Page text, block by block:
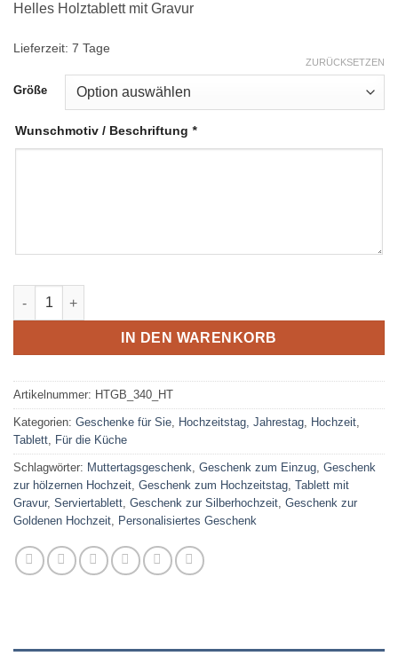
Helles Holztablett mit Gravur
Lieferzeit: 7 Tage
Größe
ZURÜCKSETZEN
Wunschmotiv / Beschriftung *
Personalisiertes großes Holztablett | Geschenk zum
IN DEN WARENKORB
Artikelnummer: HTGB_340_HT
Kategorien: Geschenke für Sie, Hochzeitstag, Jahrestag, Hochzeit,
Tablett, Für die Küche
Schlagwörter: Muttertagsgeschenk, Geschenk zum Einzug, Geschenk
zur hölzernen Hochzeit, Geschenk zum Hochzeitstag, Tablett mit
Gravur, Serviertablett, Geschenk zur Silberhochzeit, Geschenk zur
Goldenen Hochzeit, Personalisiertes Geschenk